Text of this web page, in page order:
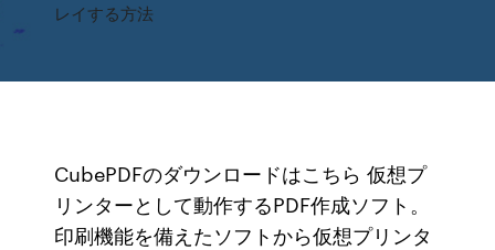
レイする方法
CubePDFのダウンロードはこちら 仮想プ
リンターとして動作するPDF作成ソフト。
印刷機能を備えたソフトから仮想プリンタ